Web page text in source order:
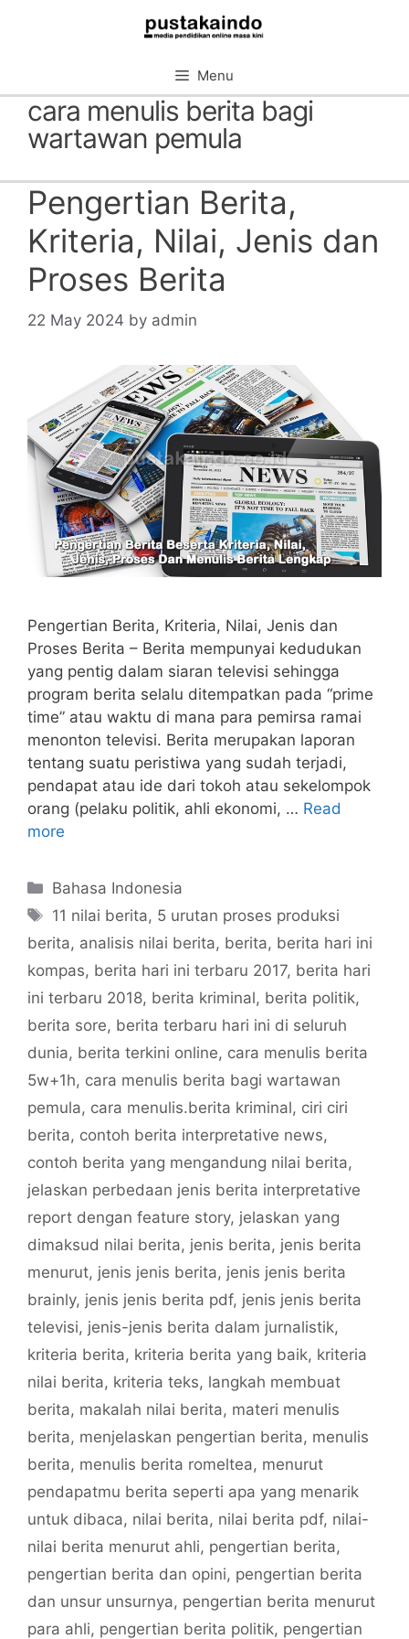
Menu
cara menulis berita bagi
wartawan pemula
Pengertian Berita,
Kriteria, Nilai, Jenis dan
Proses Berita
22 May 2024 by admin
Pengertian Berita, Kriteria, Nilai, Jenis dan
Proses Berita – Berita mempunyai kedudukan
yang pentig dalam siaran televisi sehingga
program berita selalu ditempatkan pada “prime
time” atau waktu di mana para pemirsa ramai
menonton televisi. Berita merupakan laporan
tentang suatu peristiwa yang sudah terjadi,
pendapat atau ide dari tokoh atau sekelompok
orang (pelaku politik, ahli ekonomi, … Read
more
Categories
Bahasa Indonesia
Tags
11 nilai berita, 5 urutan proses produksi
berita, analisis nilai berita, berita, berita hari ini
kompas, berita hari ini terbaru 2017, berita hari
ini terbaru 2018, berita kriminal, berita politik,
berita sore, berita terbaru hari ini di seluruh
dunia, berita terkini online, cara menulis berita
5w+1h, cara menulis berita bagi wartawan
pemula, cara menulis.berita kriminal, ciri ciri
berita, contoh berita interpretative news,
contoh berita yang mengandung nilai berita,
jelaskan perbedaan jenis berita interpretative
report dengan feature story, jelaskan yang
dimaksud nilai berita, jenis berita, jenis berita
menurut, jenis jenis berita, jenis jenis berita
brainly, jenis jenis berita pdf, jenis jenis berita
televisi, jenis-jenis berita dalam jurnalistik,
kriteria berita, kriteria berita yang baik, kriteria
nilai berita, kriteria teks, langkah membuat
berita, makalah nilai berita, materi menulis
berita, menjelaskan pengertian berita, menulis
berita, menulis berita romeltea, menurut
pendapatmu berita seperti apa yang menarik
untuk dibaca, nilai berita, nilai berita pdf, nilai-
nilai berita menurut ahli, pengertian berita,
pengertian berita dan opini, pengertian berita
dan unsur unsurnya, pengertian berita menurut
para ahli, pengertian berita politik, pengertian